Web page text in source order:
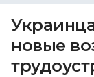
новые